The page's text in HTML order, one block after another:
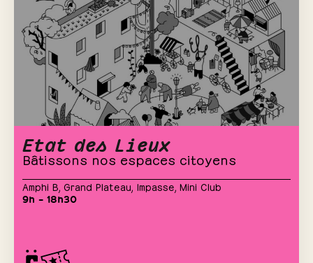
Etat des Lieux
Bâtissons nos espaces citoyens
Amphi B Grand Plateau Impasse Mini Club
9h – 18h30